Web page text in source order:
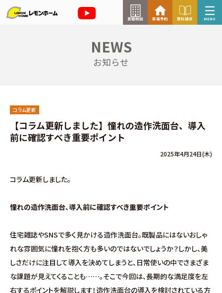
買取相談 来場予約 資料請求 MENU
来場予約はこちら
資料請求はこちら
NEWS
お知らせ
コラム更新
【コラム更新しました】憧れの造作洗面台、導入
前に確認すべき重要ポイント
2025年4月24日(木)
コラム更新しました。
憧れの造作洗面台、導入前に確認すべき重要ポイント
住宅雑誌やSNSで多く見かける造作洗面台。既製品にはないおしゃ
れな雰囲気に憧れを抱く方も多いのではないでしょうか？しかし、美
しさだけに注目して導入を決めてしまうと、日常使いの中でさまざま
な課題が見えてくることも……。そこで今回は、長期的な満足度を左
右するポイントを解説します！造作洗面台の導入を検討されている方